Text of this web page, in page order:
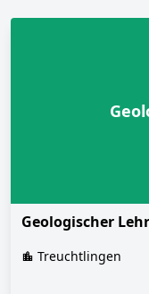
Geologischer
Treuchtlingen